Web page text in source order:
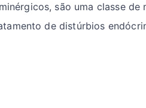
são uma classe de
de distúrbios